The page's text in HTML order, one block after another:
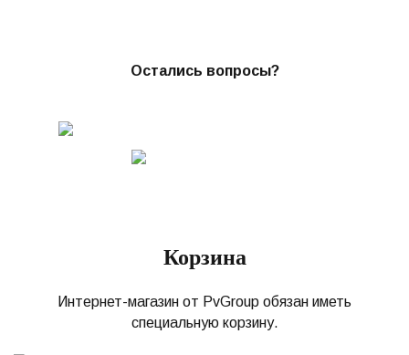
Остались вопросы?
Корзина
Интернет-магазин от PvGroup обязан иметь
специальную корзину.